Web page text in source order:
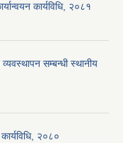
कार्यविधि, २०८१
सम्बन्धी स्थानीय
२०८०